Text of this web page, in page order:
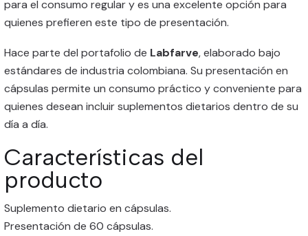
para el consumo regular y es una excelente opción para
quienes prefieren este tipo de presentación.
Hace parte del portafolio de Labfarve, elaborado bajo
estándares de industria colombiana. Su presentación en
cápsulas permite un consumo práctico y conveniente para
quienes desean incluir suplementos dietarios dentro de su
día a día.
Características del
producto
Suplemento dietario en cápsulas.
Presentación de 60 cápsulas.